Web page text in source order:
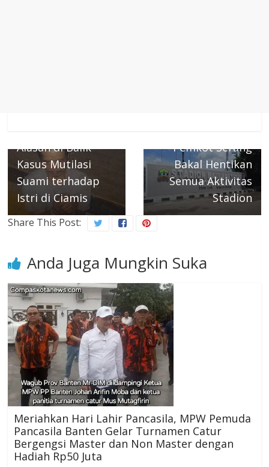
Alasan di Balik
Kasus Mutilasi
Suami terhadap
Istri di Ciamis
Pemkot Serang
Bakal Hentikan
Semua Aktivitas
Stadion
Share This Post:
Anda Juga Mungkin Suka
Meriahkan Hari Lahir Pancasila, MPW Pemuda
Pancasila Banten Gelar Turnamen Catur
Bergengsi Master dan Non Master dengan
Hadiah Rp50 Juta